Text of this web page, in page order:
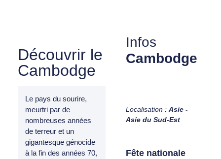
Découvrir le
Cambodge
Le pays du sourire,
meurtri par de
nombreuses années
de terreur et un
gigantesque génocide
à la fin des années 70,
Infos
Cambodge
Localisation : Asie -
Asie du Sud-Est
Fête nationale